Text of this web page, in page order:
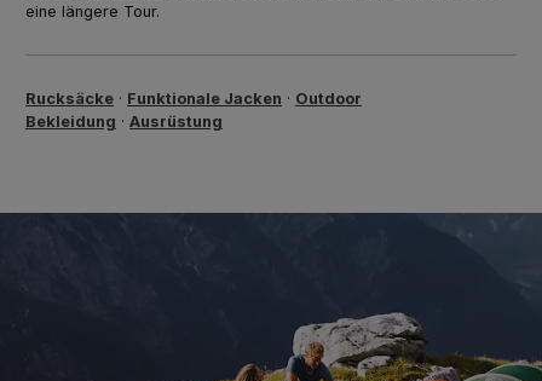
eine längere Tour.
Rucksäcke · Funktionale Jacken · Outdoor
Bekleidung · Ausrüstung